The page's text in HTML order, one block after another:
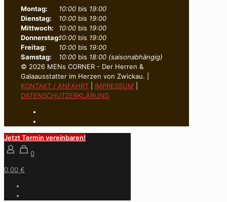
Montag:
Dienstag:
Mittwoch:
Donnerstag:
Freitag:
Samstag:
10:00bis 19:00
10:00bis 19:00
10:00bis 19:00
10:00bis 19:00
10:00bis 19:00
10:00bis 18:00 (saisonabhängig)
© 2026 MENs CORNER - Der Herren &
Galaausstatter im Herzen von Zwickau. |
KONTAKT / ANFAHRT
IMPRESSUM
DATENSCHUTZERKLÄRUNG
Jetzt Termin vereinbaren!
0
0,00 €